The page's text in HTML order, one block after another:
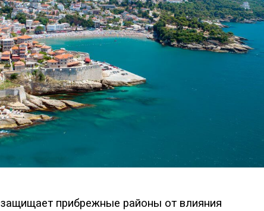
защищает прибрежные районы от влияния